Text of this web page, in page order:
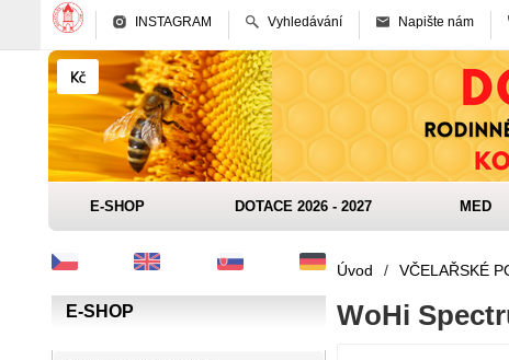
INSTAGRAM Vyhledávání Napište nám
E-SHOP DOTACE 2026 - 2027 MED
E-SHOP
Úvod / VČELAŘSKÉ
WoHi